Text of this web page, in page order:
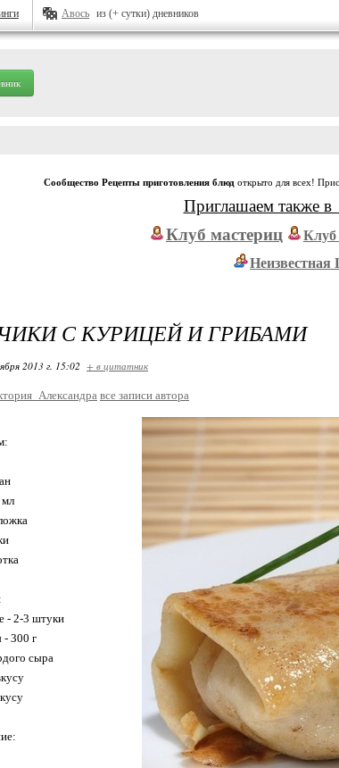
Авось из (+ сутки) дневников
Сообщество Рецепты приготовления блюд открыто для всех!
Приглашаем также
Клуб мастериц
Клуб
Неизвестная
С КУРИЦЕЙ И ГРИБАМИ
2013 г. 15:02 + в цитатник
все записи автора
мл
- 2-3 штуки
300 г
сыра